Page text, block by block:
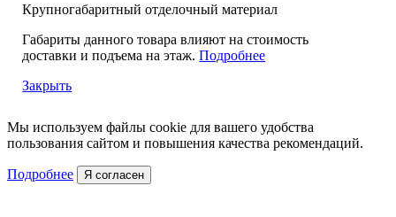
Крупногабаритный отделочный материал
Габариты данного товара влияют на стоимость
доставки и подъема на этаж.Подробнее
Закрыть
Мы используем файлы cookie для вашего удобства
пользования сайтом и повышения качества рекомендаций.
Подробнее Я согласен